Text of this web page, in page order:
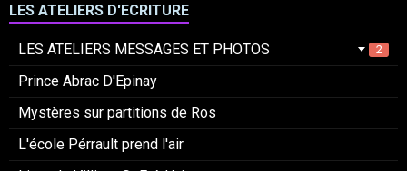
LES ATELIERS D'ECRITURE
LES ATELIERS MESSAGES ET PHOTOS 2
Prince Abrac D'Epinay
Mystères sur partitions de Ros
L'école Pérrault prend l'air